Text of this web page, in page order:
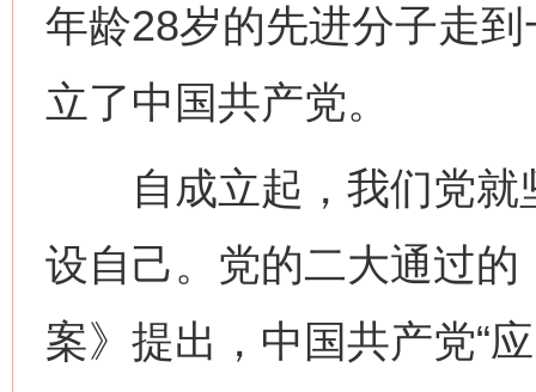
年龄28岁的先进分子走
立了中国共产党。
自成立起，我们党就
设自己。党的二大通过
案》提出，中国共产党“